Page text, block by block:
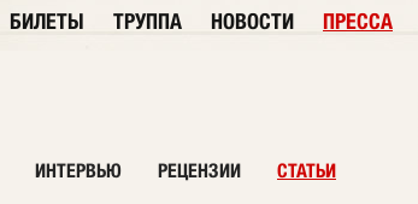
БИЛЕТЫ ТРУППА НОВОСТИ ПРЕССА
ИНТЕРВЬЮ РЕЦЕНЗИИ СТАТЬИ